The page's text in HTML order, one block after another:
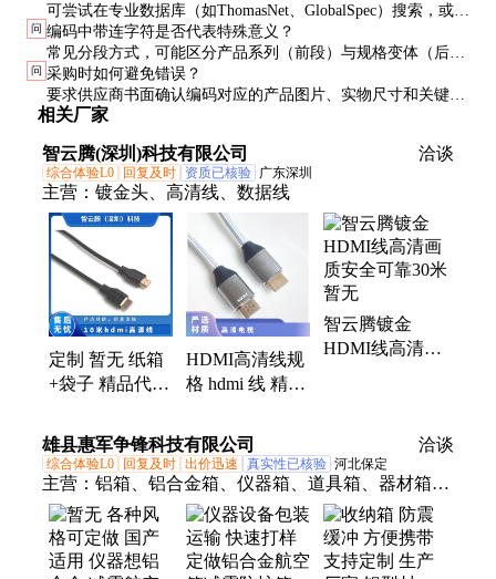
可尝试在专业数据库（如ThomasNet、GlobalSpec）搜索，或使
用制造商提供的在线解码工具。若为内部编码，需直接联系相
关技术部门。
问 编码中带连字符是否代表特殊意义？
常见分段方式，可能区分产品系列（前段）与规格变体（后
段），但具体规则因企业而异。例如kfcl可能表示K型法兰连接
（K-Flange Connection）。
问 采购时如何避免错误？
要求供应商书面确认编码对应的产品图片、实物尺寸和关键参
数。对于高价值采购，建议先签订样品验收协议。
相关厂家
智云腾(深圳)科技有限公司 洽谈
综合体验L0 回复及时 资质已核验 广东深圳
主营： 镀金头、高清线、数据线
定制 暂无 纸箱
+袋子 精品代工
hdmi高清线
HDMI高清线规
格 hdmi 线 精品
纸箱+袋子 增值
税
智云腾镀金
HDMI线高清画
雄县惠军争锋科技有限公司 洽谈
综合体验L0 回复及时 出价迅速 真实性已核验 河北保定
主营： 铝箱、铝合金箱、仪器箱、道具箱、器材箱、
附件箱、收纳箱、航空箱、工具箱、电子仪表箱、实
验仪器包装箱、消防器材箱、指挥作业箱、侦查作业
箱、勘测仪器包装箱、仪器仪表箱、乐器包装箱、舞